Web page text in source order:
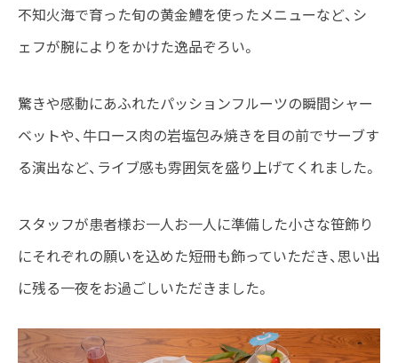
不知火海で育った旬の黄金鱧を使ったメニューなど、シ
ェフが腕によりをかけた逸品ぞろい。
驚きや感動にあふれたパッションフルーツの瞬間シャー
ベットや、牛ロース肉の岩塩包み焼きを目の前でサーブす
る演出など、ライブ感も雰囲気を盛り上げてくれました。
スタッフが患者様お一人お一人に準備した小さな笹飾り
にそれぞれの願いを込めた短冊も飾っていただき、思い出
に残る一夜をお過ごしいただきました。